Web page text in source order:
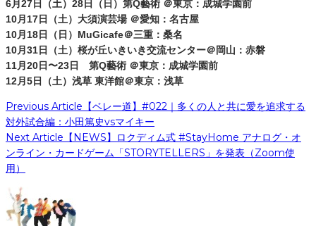
6月27日（土）28日（日）第Q藝術 ＠東京：成城学園前
10月17日（土）大須演芸場 ＠愛知：名古屋
10月18日（日）MuGicafe＠三重：桑名
10月31日（土）桜が丘いきいき交流センター＠岡山：赤磐
11月20日〜23日 第Q藝術 ＠東京：成城学園前
12月5日（土）浅草 東洋館＠東京：浅草
Previous Article 【ベレー道】#022｜多くの人と共に愛を追求する
対外試合編：小田篤史vsマイキー
Next Article 【NEWS】ロクディム式 #StayHome アナログ・オ
ンライン・カードゲーム「STORYTELLERS」を発表（Zoom使
用）